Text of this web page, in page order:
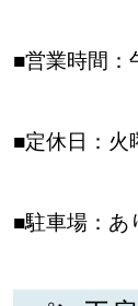
■営業時間：
■定休日：火
■駐車場：あ